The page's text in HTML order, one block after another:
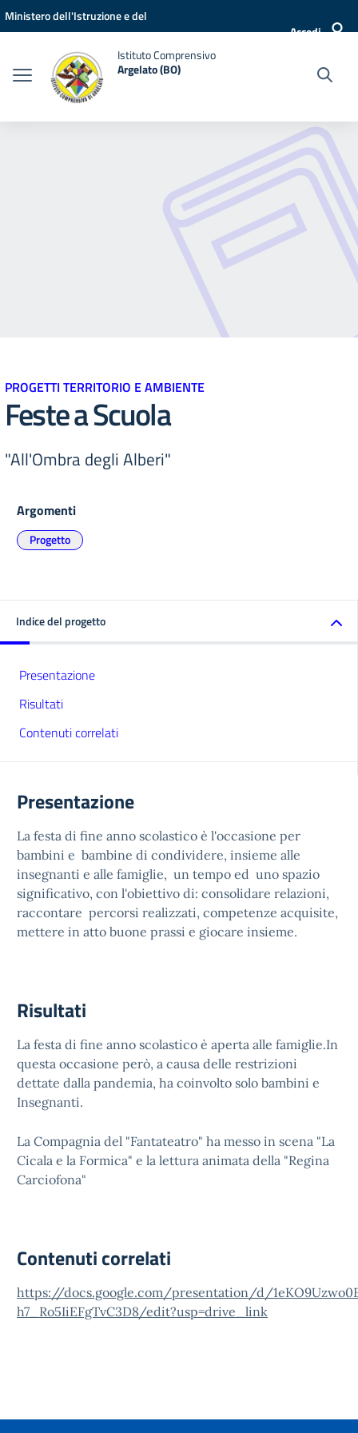
Vai ai contenuti
Vai al menu di navigazione
Vai al footer
Ministero dell'Istruzione e del
Accedi
Istituto Comprensivo
Argelato (BO)
PROGETTI TERRITORIO E AMBIENTE
Feste a Scuola
"All'Ombra degli Alberi"
Argomenti
Progetto
Indice del progetto
Presentazione
Risultati
Contenuti correlati
Presentazione
La festa di fine anno scolastico è l'occasione per
bambini e bambine di condividere, insieme alle
insegnanti e alle famiglie, un tempo ed uno spazio
significativo, con l'obiettivo di: consolidare relazioni,
raccontare percorsi realizzati, competenze acquisite,
mettere in atto buone prassi e giocare insieme.
Risultati
La festa di fine anno scolastico è aperta alle famiglie.In
questa occasione però, a causa delle restrizioni
dettate dalla pandemia, ha coinvolto solo bambini e
Insegnanti.
La Compagnia del "Fantateatro" ha messo in scena "La
Cicala e la Formica" e la lettura animata della "Regina
Carciofona"
Contenuti correlati
https://docs.google.com/presentation/d/
h7_Ro5IiEFgTvC3D8/edit?usp=drive_link